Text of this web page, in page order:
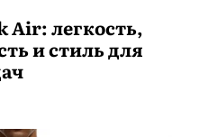
Air: легкость,
и стиль для